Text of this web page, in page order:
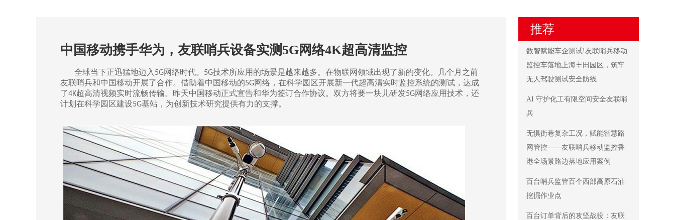
中国移动携手华为，友联哨兵设备实测5G网络4K超高清监控
全球当下正迅猛地迈入 5G网络时代。 5G技术所应用的场景是越来越多。在物联网领域出现了新的变化。几个月之前
友联哨兵和中国移动开展了合作。借助着中国移动的5G网络，在科学园区开展新一代超高清实时监控系统的测试，达成
了4K超高清视频实时流畅传输。昨天中国移动正式宣告和华为签订合作协议。双方将要一块儿研发5G网络应用技术，还
计划在科学园区建设5G基站，为创新技术研究提供有力的支撑。
推荐
数智赋能车企测试!友联哨兵移动
监控车落地上海丰田园区，筑牢
无人驾驶测试安全防线
AI 守护化工有限空间安全友联哨
兵
无惧街巷复杂工况，赋能智慧路
网管控——友联哨兵移动监控香
港全场景路边落地应用案例
百台哨兵监管百个西部高原石油
挖掘作业点
百台订单背后的攻坚战役：友联